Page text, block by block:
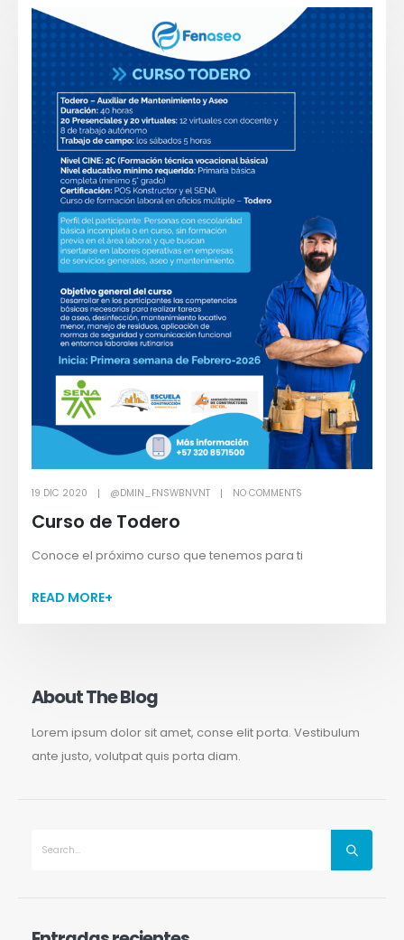
19 DIC 2020 @DMIN_FNSWBNVNT NO COMMENTS
Curso de Todero
Conoce el próximo curso que tenemos para ti
READ MORE+
About The Blog
Lorem ipsum dolor sit amet, conse elit porta. Vestibulum
ante justo, volutpat quis porta diam.